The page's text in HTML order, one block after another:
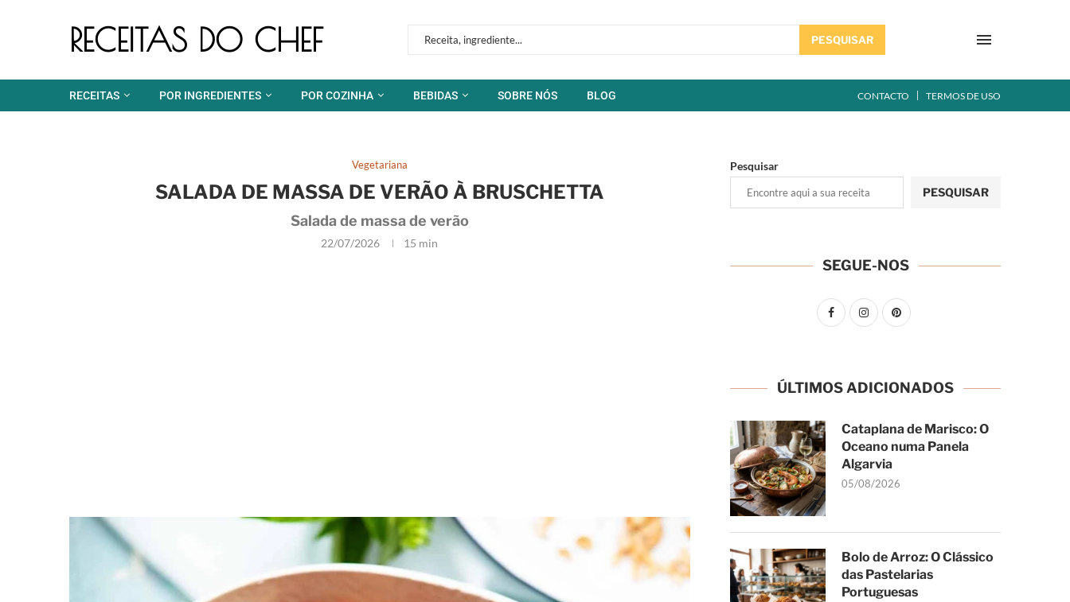
RECEITAS DO CHEF PESQUISAR
RECEITAS POR INGREDIENTES POR COZINHA BEBIDAS SOBRE NÓS BLOG CONTACTO TERMOS DE USO
Vegetariana
SALADA DE MASSA DE VERÃO À BRUSCHETTA
Salada de massa de verão
22/07/2026 15 min
Pesquisar
PESQUISAR
SEGUE-NOS
ÚLTIMOS ADICIONADOS
Cataplana de Marisco: O
Oceano numa Panela
Algarvia
05/08/2026
Bolo de Arroz: O Clássico
das Pastelarias
Portuguesas